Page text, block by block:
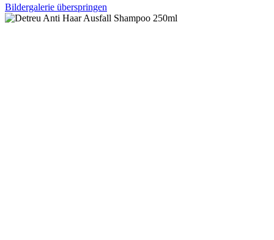
Bildergalerie überspringen